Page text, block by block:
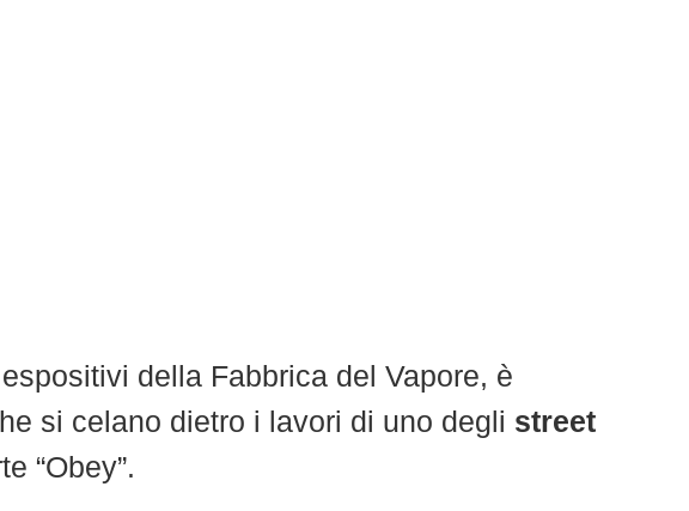
della Fabbrica del Vapore, è
si celano dietro i lavori di uno degli street
“Obey”.